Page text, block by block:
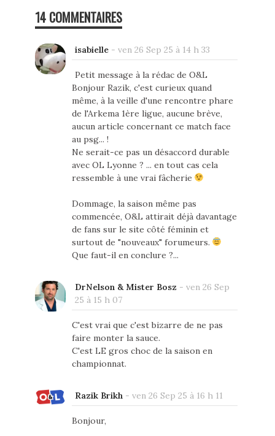
14 COMMENTAIRES
isabielle- ven 26 Sep 25 à 14 h 33
Petit message à la rédac de O&L
Bonjour Razik, c'est curieux quand
même, à la veille d'une rencontre phare
de l'Arkema 1ère ligue, aucune brève,
aucun article concernant ce match face
au psg... !
Ne serait-ce pas un désaccord durable
avec OL Lyonne ? ... en tout cas cela
ressemble à une vrai fâcherie
Dommage, la saison même pas
commencée, O&L attirait déjà davantage
de fans sur le site côté féminin et
surtout de "nouveaux" forumeurs.
Que faut-il en conclure ?...
DrNelson & Mister Bosz - ven 26 Sep
25 à 15 h 07
C'est vrai que c'est bizarre de ne pas
faire monter la sauce.
C'est LE gros choc de la saison en
championnat.
Razik Brikh - ven 26 Sep 25 à 16 h 11
Bonjour,